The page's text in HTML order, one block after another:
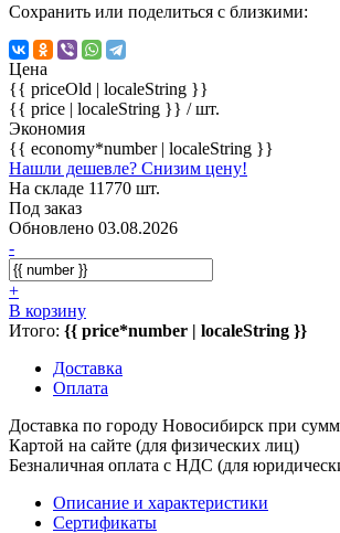
Сохранить или поделиться с близкими:
Цена
{{ priceOld | localeString }}
{{ price | localeString }} / шт.
Экономия
{{ economy*number | localeString }}
Нашли дешевле? Снизим цену!
На складе 11770 шт.
Под заказ
Обновлено 03.08.2026
-
+
В корзину
Итого: {{ price*number | localeString }}
Доставка
Оплата
Доставка по городу
Картой на сайте (для физических лиц)
Безналичная оплата с НДС (для
Описание и характеристики
Сертификаты